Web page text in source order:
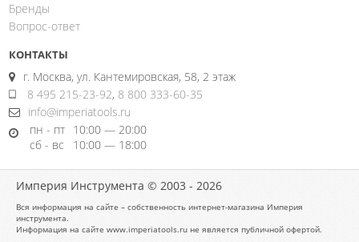
Бренды
Вопрос-ответ
КОНТАКТЫ
г. Москва, ул. Кантемировская, 58, 2 этаж
8 495 215-23-92, 8 800 333-60-35
info@imperiatools.ru
пн - пт 10:00 — 20:00
сб - вс
10:00 — 18:00
Империя Инструмента © 2003 - 2026
Вся информация на сайте – собственность интернет-магазина Империя
инструмента.
Информация на сайте www.imperiatools.ru не является публичной офертой.